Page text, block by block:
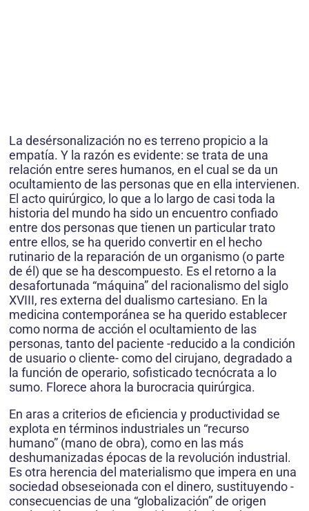
La desérsonalización no es terreno propicio a la
empatía. Y la razón es evidente: se trata de una
relación entre seres humanos, en el cual se da un
ocultamiento de las personas que en ella intervienen.
El acto quirúrgico, lo que a lo largo de casi toda la
historia del mundo ha sido un encuentro confiado
entre dos personas que tienen un particular trato
entre ellos, se ha querido convertir en el hecho
rutinario de la reparación de un organismo (o parte
de él) que se ha descompuesto. Es el retorno a la
desafortunada “máquina” del racionalismo del siglo
XVIII, res externa del dualismo cartesiano. En la
medicina contemporánea se ha querido establecer
como norma de acción el ocultamiento de las
personas, tanto del paciente -reducido a la condición
de usuario o cliente- como del cirujano, degradado a
la función de operario, sofisticado tecnócrata a lo
sumo. Florece ahora la burocracia quirúrgica.
En aras a criterios de eficiencia y productividad se
explota en términos industriales un “recurso
humano” (mano de obra), como en las más
deshumanizadas épocas de la revolución industrial.
Es otra herencia del materialismo que impera en una
sociedad obseseionada con el dinero, sustituyendo -
consecuencias de una “globalización” de origen